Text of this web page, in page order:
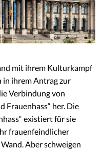
mit ihrem Kulturkampf
in ihrem Antrag zur
Verbindung von
Frauenhass“ her. Die
existiert für sie
frauenfeindlicher
Aber schweigen